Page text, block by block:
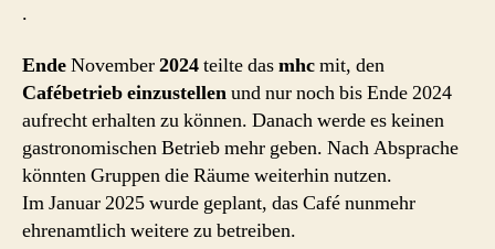
.
EndeNovember2024teilte dasmhcmit, den
Cafébetriebeinzustellenund nur noch bis Ende 2024
aufrecht erhalten zu können. Danach werde es keinen
gastronomischen Betrieb mehr geben. Nach Absprache
könnten Gruppen die Räume weiterhin nutzen.
Im Januar 2025 wurde geplant, das Café nunmehr
ehrenamtlich weitere zu betreiben.